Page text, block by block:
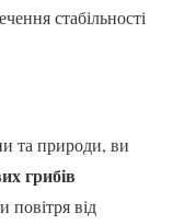
стабільності
та природи, ви
грибів
повітря від